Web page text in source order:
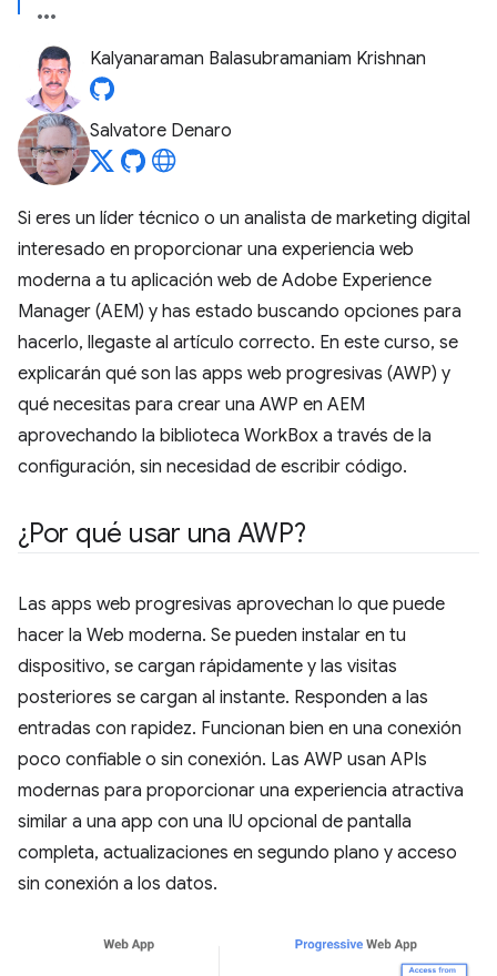
Kalyanaraman Balasubramaniam Krishnan
Salvatore Denaro
Si eres un líder técnico o un analista de marketing digital
interesado en proporcionar una experiencia web
moderna a tu aplicación web de Adobe Experience
Manager (AEM) y has estado buscando opciones para
hacerlo, llegaste al artículo correcto. En este curso, se
explicarán qué son las apps web progresivas (AWP) y
qué necesitas para crear una AWP en AEM
aprovechando la biblioteca WorkBox a través de la
configuración, sin necesidad de escribir código.
¿Por qué usar una AWP?
Las apps web progresivas aprovechan lo que puede
hacer la Web moderna. Se pueden instalar en tu
dispositivo, se cargan rápidamente y las visitas
posteriores se cargan al instante. Responden a las
entradas con rapidez. Funcionan bien en una conexión
poco confiable o sin conexión. Las AWP usan APIs
modernas para proporcionar una experiencia atractiva
similar a una app con una IU opcional de pantalla
completa, actualizaciones en segundo plano y acceso
sin conexión a los datos.